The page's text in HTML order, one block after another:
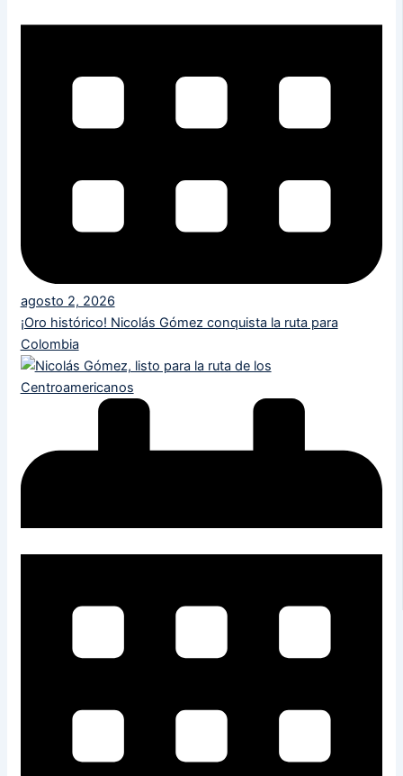
agosto 2, 2026
¡Oro histórico! Nicolás Gómez conquista la ruta para
Colombia